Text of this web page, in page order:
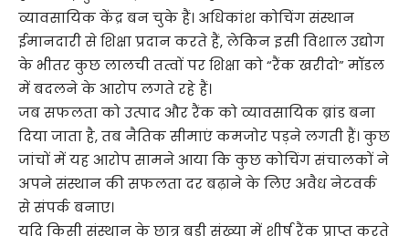
व्यावसायिक केंद्र बन चुके हैं। अधिकांश कोचिंग संस्थान
ईमानदारी से शिक्षा प्रदान करते हैं, लेकिन इसी विशाल उद्योग
के भीतर कुछ लालची तत्वों पर शिक्षा को “रैंक खरीदो” मॉडल
में बदलने के आरोप लगते रहे हैं।
जब सफलता को उत्पाद और रैंक को व्यावसायिक ब्रांड बना
दिया जाता है, तब नैतिक सीमाएं कमजोर पड़ने लगती हैं। कुछ
जांचों में यह आरोप सामने आया कि कुछ कोचिंग संचालकों ने
अपने संस्थान की सफलता दर बढ़ाने के लिए अवैध नेटवर्क
से संपर्क बनाए।
यदि किसी संस्थान के छात्र बड़ी संख्या में शीर्ष रैंक प्राप्त करते